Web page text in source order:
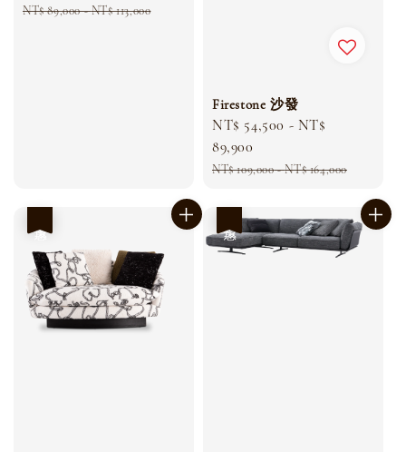
price
NT$ 89,000-NT$ 113,000
Firestone 沙發
Sale
price
NT$ 54,500 - NT$
89,900
Regular
NT$ 109,000-NT$ 164,000